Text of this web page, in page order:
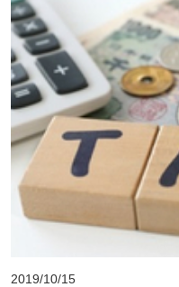
2019/10/15